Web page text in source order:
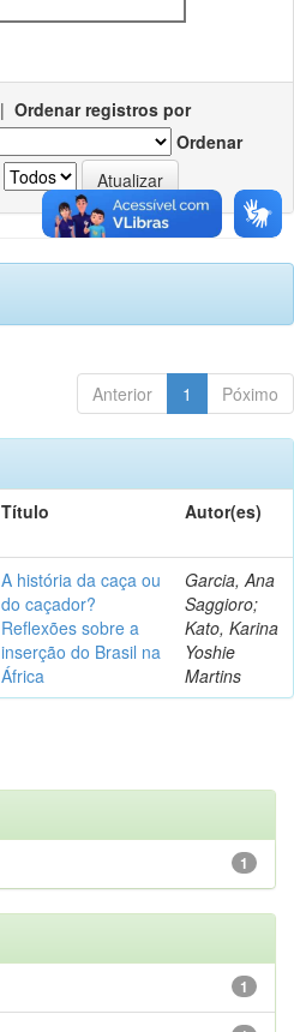
| Ordenar registros por
Ordenar
Anterior 1 Póximo
Título Autor(es)
A história da caça ou
do caçador?
Reflexões sobre a
inserção do Brasil na
África
Garcia, Ana
Saggioro;
Kato, Karina
Yoshie
Martins
1
1